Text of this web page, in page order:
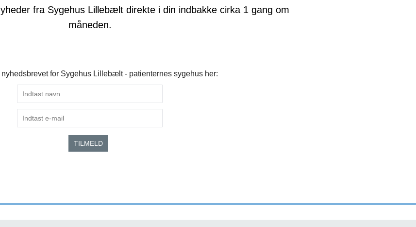
fra Sygehus Lillebælt direkte i din indbakke cirka 1 gang om
måneden.